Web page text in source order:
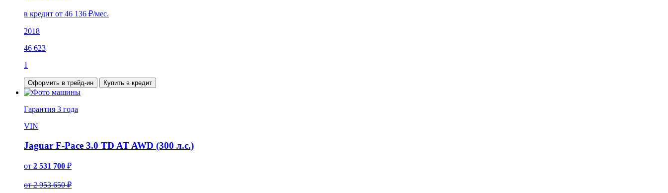
в кредит от 46 136 ₽/мес.
2018
46 623
1
Оформить в трейд-ин Купить в кредит
Гарантия 3 года
VIN
Jaguar F-Pace 3.0 TD AT AWD (300 л.с.)
от 2 531 700 ₽
от 2 953 650 ₽